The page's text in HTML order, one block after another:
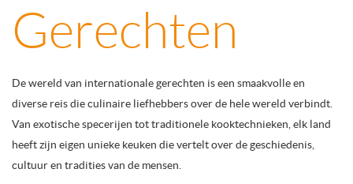
Gerechten
De wereld van internationale gerechten is een smaakvolle en
diverse reis die culinaire liefhebbers over de hele wereld verbindt.
Van exotische specerijen tot traditionele kooktechnieken, elk land
heeft zijn eigen unieke keuken die vertelt over de geschiedenis,
cultuur en tradities van de mensen.